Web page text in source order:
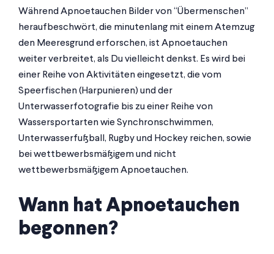
Während Apnoetauchen Bilder von “Übermenschen”
heraufbeschwört, die minutenlang mit einem Atemzug
den Meeresgrund erforschen, ist Apnoetauchen
weiter verbreitet, als Du vielleicht denkst. Es wird bei
einer Reihe von Aktivitäten eingesetzt, die vom
Speerfischen (Harpunieren) und der
Unterwasserfotografie bis zu einer Reihe von
Wassersportarten wie Synchronschwimmen,
Unterwasserfußball, Rugby und Hockey reichen, sowie
bei wettbewerbsmäßigem und nicht
wettbewerbsmäßigem Apnoetauchen.
Wann hat Apnoetauchen
begonnen?